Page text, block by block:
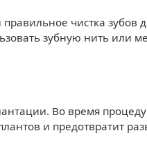
чистка зубов
зубную нить или
Во время
и предотвратит